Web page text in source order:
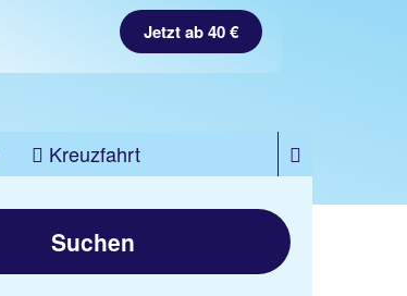
Jetzt ab 40 €
Kreuzfahrt
Suchen